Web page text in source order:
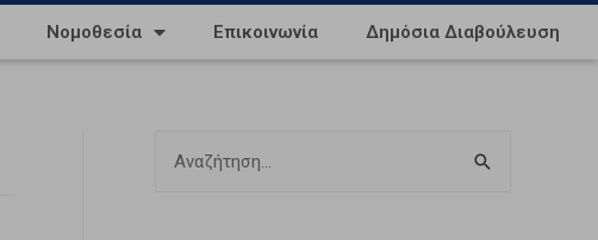
Νομοθεσία Επικοινωνία Δημόσια Διαβούλευση